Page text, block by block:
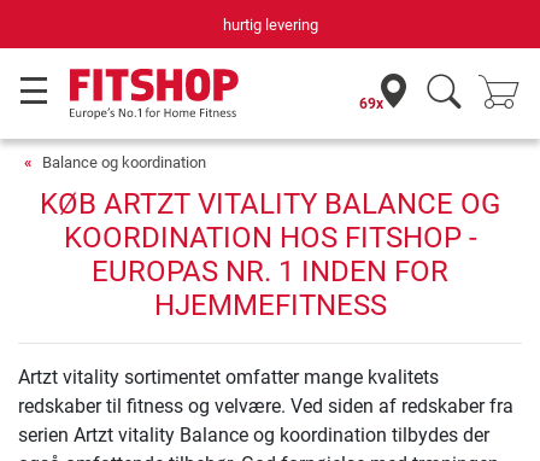
hurtig levering
69x
Balance og koordination
KØB ARTZT VITALITY BALANCE OG
KOORDINATION HOS FITSHOP -
EUROPAS NR. 1 INDEN FOR
HJEMMEFITNESS
Artzt vitality sortimentet omfatter mange kvalitets
redskaber til fitness og velvære. Ved siden af redskaber fra
serien Artzt vitality Balance og koordination tilbydes der